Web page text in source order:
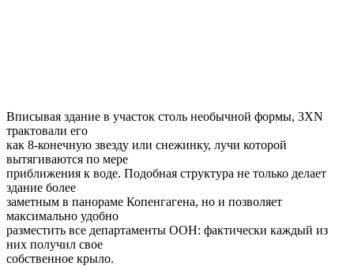
Вписывая здание в участок столь необычной формы, 3XN
трактовали его
как 8-конечную звезду или снежинку, лучи которой
вытягиваются по мере
приближения к воде. Подобная структура не только делает
здание более
заметным в панораме Копенгагена, но и позволяет
максимально удобно
разместить все департаменты ООН: фактически каждый из
них получил свое
собственное крыло.